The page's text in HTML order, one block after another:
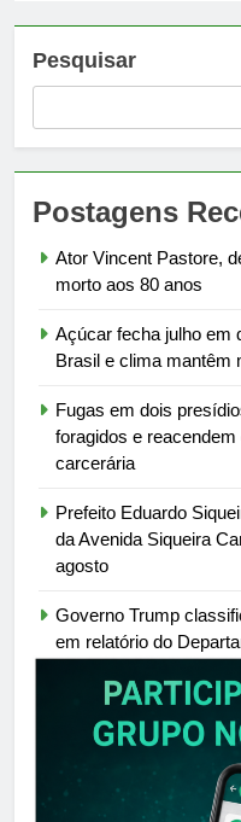
Pesquisar
Postagens
Ator Vincent Pastore,
morto aos 80 anos
Açúcar fecha julho em
Brasil e clima mantêm
Fugas em dois
foragidos e
carcerária
Prefeito Eduardo
da Avenida Siqueira
agosto
Governo Trump
em relatório do